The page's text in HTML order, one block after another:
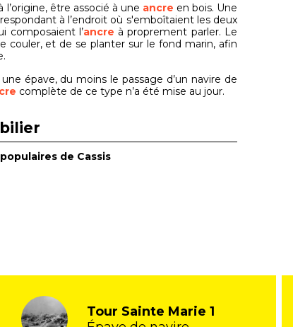
être associé à une ancre en bois. Une
à l’endroit où s'emboîtaient les deux
composaient l’ancre à proprement parler. Le
couler, et de se planter sur le fond marin, afin
épave, du moins le passage d’un navire de
complète de ce type n’a été mise au jour.
de Cassis
Tour Sainte Marie 1